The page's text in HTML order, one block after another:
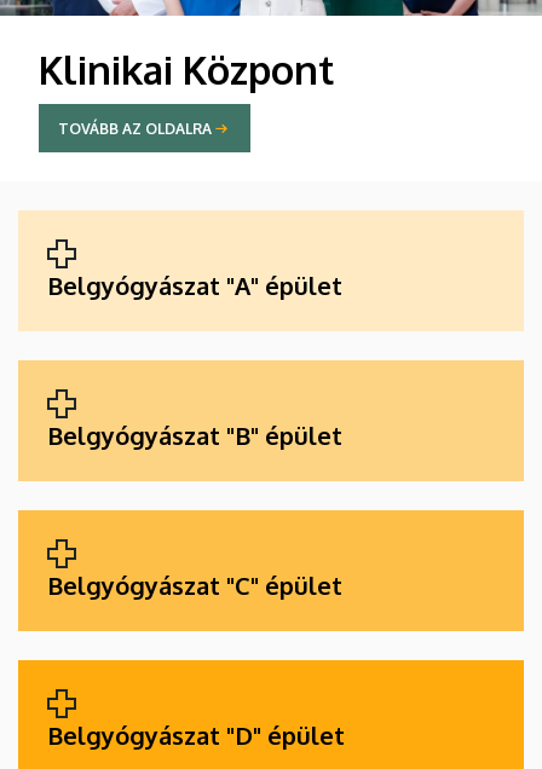
Klinikai Központ
TOVÁBB AZ OLDALRA
Belgyógyászat "A" épület
Belgyógyászat "B" épület
Belgyógyászat "C" épület
Belgyógyászat "D" épület